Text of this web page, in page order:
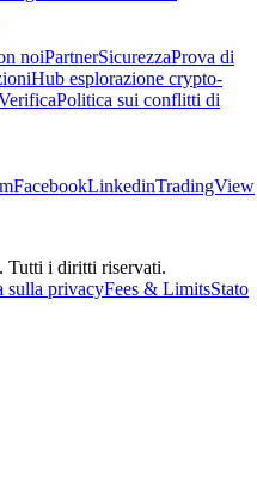
noiPartnerSicurezzaProva di
Hub esplorazione crypto-
Politica sui conflitti di
FacebookLinkedinTradingView
Tutti i diritti riservati.
sulla privacyFees & LimitsStato